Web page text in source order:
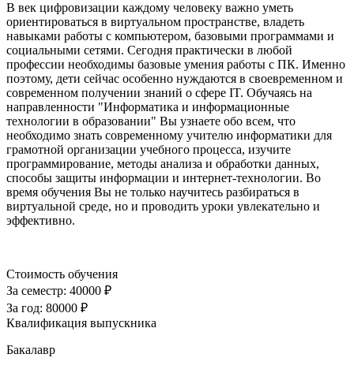
В век цифровизации каждому человеку важно уметь
ориентироваться в виртуальном пространстве, владеть
навыками работы с компьютером, базовыми программами и
социальными сетями. Сегодня практически в любой
профессии необходимы базовые умения работы с ПК. Именно
поэтому, дети сейчас особенно нуждаются в своевременном и
современном получении знаний о сфере IT. Обучаясь на
направленности "Информатика и информационные
технологии в образовании" Вы узнаете обо всем, что
необходимо знать современному учителю информатики для
грамотной организации учебного процесса, изучите
программирование, методы анализа и обработки данных,
способы защиты информации и интернет-технологии. Во
время обучения Вы не только научитесь разбираться в
виртуальной среде, но и проводить уроки увлекательно и
эффективно.
Стоимость обучения
За семестр: 40000 ₽
За год: 80000 ₽
Квалификация выпускника
Бакалавр